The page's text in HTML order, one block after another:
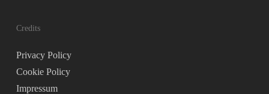
Credits
Privacy Policy
Cookie Policy
Impressum